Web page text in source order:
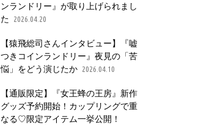
ンランドリー』が取り上げられまし
た
2026.04.20
【猿飛総司さんインタビュー】『嘘
つきコインランドリー』夜見の「苦
悩」をどう演じたか 2026.04.10
【通販限定】『女王蜂の王房』新作
グッズ予約開始！カップリングで重
なる♡限定アイテム一挙公開！